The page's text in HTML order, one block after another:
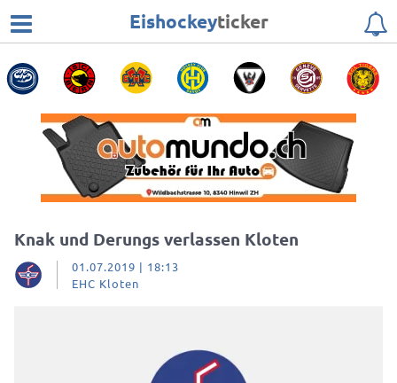
Eishockeyticker
Knak und Derungs verlassen Kloten
01.07.2019 | 18:13
EHC Kloten